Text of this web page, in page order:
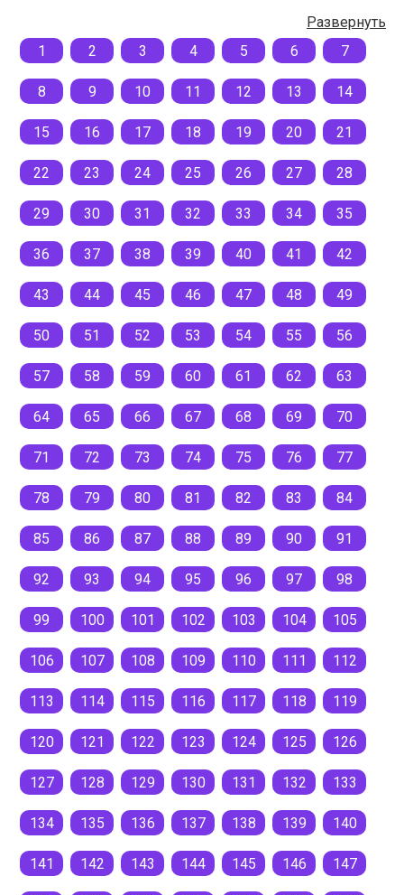
Развернуть
1
2 3 4 5 6 7
8 9 10 11 12 13 14
15 16 17 18 19 20 21
22 23 24 25 26 27 28
29 30 31 32 33 34 35
36 37 38 39 40 41 42
43 44 45 46 47 48 49
50 51 52 53 54 55 56
57 58 59 60 61 62 63
64 65 66 67 68 69 70
71 72 73 74 75 76 77
78 79 80 81 82 83 84
85 86 87 88 89 90 91
92 93 94 95 96 97 98
99 100 101 102 103 104 105
106 107 108 109 110 111 112
113 114 115 116 117 118 119
120 121 122 123 124 125 126
127 128 129 130 131 132 133
134 135 136 137 138 139 140
141 142 143 144 145 146 147